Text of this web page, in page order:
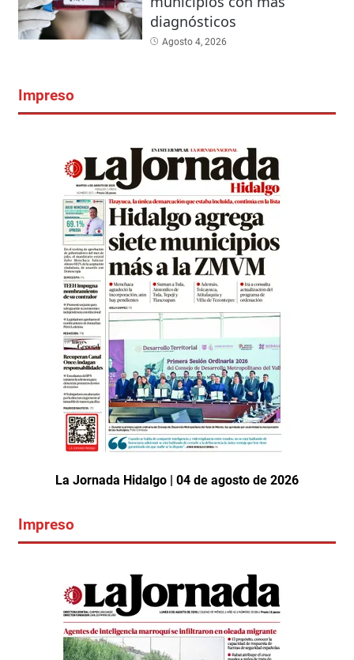
diagnósticos
Agosto 4, 2026
Impreso
La Jornada Hidalgo | 04 de agosto de 2026
Impreso